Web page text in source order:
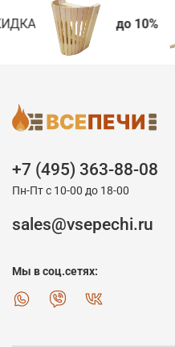
до 10%
+7 (495) 363-88-08
Пн-Пт с 10-00 до 18-00
sales@vsepechi.ru
Мы в соц.сетях: